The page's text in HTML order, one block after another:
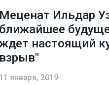
Ильдар
настоящий
января, 2019